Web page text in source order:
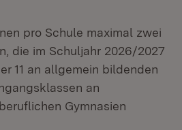
pro Schule maximal zwei
die im Schuljahr 2026/2027
11 an allgemein bildenden
an
Gymnasien